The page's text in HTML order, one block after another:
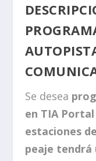
Se desea
en TIA
estaciones
peaje tendrá